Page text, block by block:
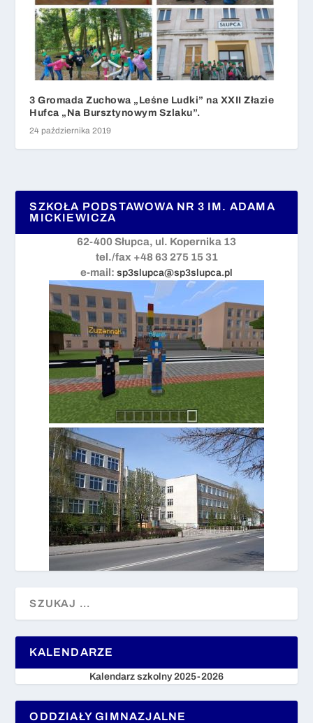
3 Gromada Zuchowa „Leśne Ludki” na XXII Złazie
Hufca „Na Bursztynowym Szlaku”.
24 października 2019
SZKOŁA PODSTAWOWA NR 3 IM. ADAMA
MICKIEWICZA
62-400 Słupca, ul. Kopernika 13
tel./fax +48 63 275 15 31
e-mail: sp3slupca@sp3slupca.pl
KALENDARZE
Kalendarz szkolny 2025-2026
ODDZIAŁY GIMNAZJALNE